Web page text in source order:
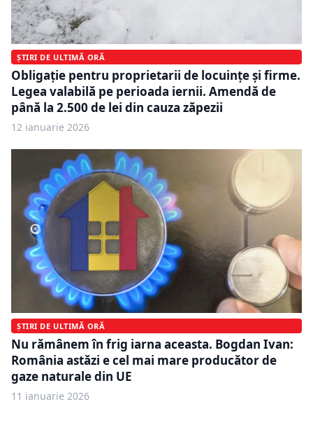
ȘTIRI DE ULTIMĂ ORĂ
Obligație pentru proprietarii de locuințe și firme.
Legea valabilă pe perioada iernii. Amendă de
până la 2.500 de lei din cauza zăpezii
12 ianuarie 2026
ȘTIRI DE ULTIMĂ ORĂ
Nu rămânem în frig iarna aceasta. Bogdan Ivan:
România astăzi e cel mai mare producător de
gaze naturale din UE
11 ianuarie 2026